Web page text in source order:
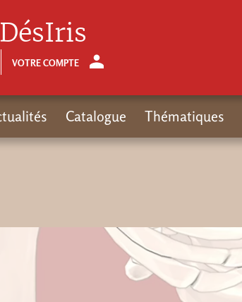
VOTRE COMPTE
Catalogue Thématiques